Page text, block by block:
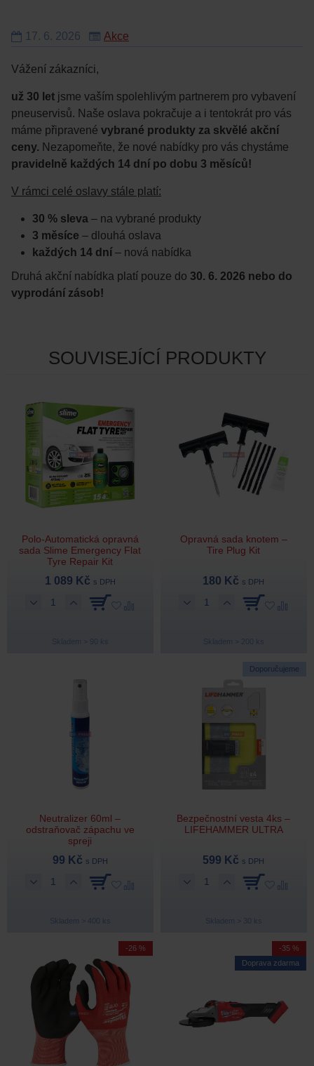
17. 6. 2026 Akce
Vážení zákazníci,
už 30 let jsme vaším spolehlivým partnerem pro vybavení
pneuservisů. Naše oslava pokračuje a i tentokrát pro vás
máme připravené vybrané produkty za skvělé akční
ceny. Nezapomeňte, že nové nabídky pro vás chystáme
pravidelně každých 14 dní po dobu 3 měsíců!
V rámci celé oslavy stále platí:
30 % sleva – na vybrané produkty
3 měsíce – dlouhá oslava
každých 14 dní – nová nabídka
Druhá akční nabídka platí pouze do 30. 6. 2026 nebo do
vyprodání zásob!
SOUVISEJÍCÍ PRODUKTY
Polo-Automatická opravná
sada Slime Emergency Flat
Tyre Repair Kit
1 089 Kč s DPH
Skladem > 90 ks
Opravná sada knotem –
Tire Plug Kit
180 Kč s DPH
Skladem > 200 ks
Neutralizer 60ml –
odstraňovač zápachu ve
spreji
99 Kč s DPH
Skladem > 400 ks
Doporučujeme
Bezpečnostní vesta 4ks –
LIFEHAMMER ULTRA
599 Kč s DPH
Skladem > 30 ks
-26 %
Doprava zdarma
-35 %